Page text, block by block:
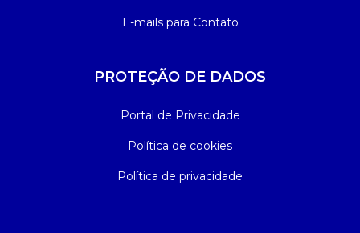
E-mails para Contato
PROTEÇÃO DE DADOS
Portal de Privacidade
Política de cookies
Política de privacidade